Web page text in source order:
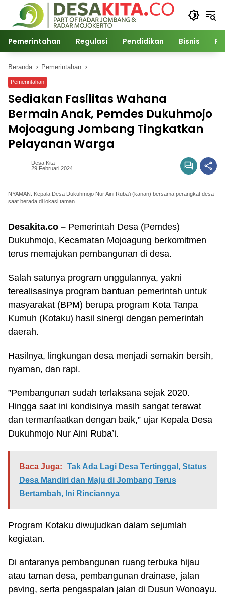
Langsung
konten
Pemerintahan Regulasi Pendidikan Bisnis
Beranda Pemerintahan
Pemerintahan
Sediakan Fasilitas Wahana
Bermain Anak, Pemdes Dukuhmojo
Mojoagung Jombang Tingkatkan
Pelayanan Warga
Desa Kita
29 Februari 2024
NYAMAN: Kepala Desa Dukuhmojo Nur Aini Ruba’i (kanan) bersama perangkat desa
saat berada di lokasi taman.
Desakita.co – Pemerintah Desa (Pemdes)
Dukuhmojo, Kecamatan Mojoagung berkomitmen
terus memajukan pembangunan di desa.
Salah satunya program unggulannya, yakni
terealisasinya program bantuan pemerintah untuk
masyarakat (BPM) berupa program Kota Tanpa
Kumuh (Kotaku) hasil sinergi dengan pemerintah
daerah.
Hasilnya, lingkungan desa menjadi semakin bersih,
nyaman, dan rapi.
”Pembangunan sudah terlaksana sejak 2020.
Hingga saat ini kondisinya masih sangat terawat
dan termanfaatkan dengan baik,” ujar Kepala Desa
Dukuhmojo Nur Aini Ruba’i.
Baca Juga:
Tak Ada Lagi Desa Tertinggal, Status
Desa Mandiri dan Maju di Jombang Terus
Bertambah, Ini Rinciannya
Program Kotaku diwujudkan dalam sejumlah
kegiatan.
Di antaranya pembangunan ruang terbuka hijau
atau taman desa, pembangunan drainase, jalan
paving, serta pengaspalan jalan di Dusun Wonoayu.